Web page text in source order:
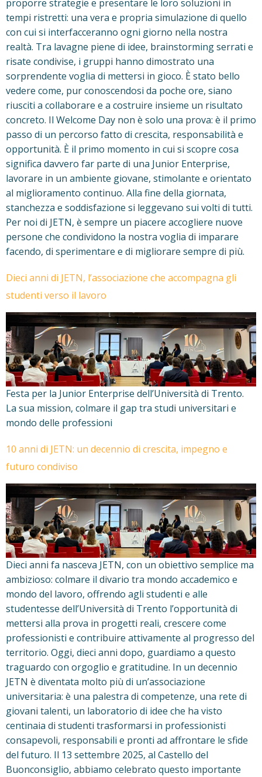
proporre strategie e presentare le loro soluzioni in
tempi ristretti: una vera e propria simulazione di quello
con cui si interfacceranno ogni giorno nella nostra
realtà. Tra lavagne piene di idee, brainstorming serrati e
risate condivise, i gruppi hanno dimostrato una
sorprendente voglia di mettersi in gioco. È stato bello
vedere come, pur conoscendosi da poche ore, siano
riusciti a collaborare e a costruire insieme un risultato
concreto. Il Welcome Day non è solo una prova: è il primo
passo di un percorso fatto di crescita, responsabilità e
opportunità. È il primo momento in cui si scopre cosa
significa davvero far parte di una Junior Enterprise,
lavorare in un ambiente giovane, stimolante e orientato
al miglioramento continuo. Alla fine della giornata,
stanchezza e soddisfazione si leggevano sui volti di tutti.
Per noi di JETN, è sempre un piacere accogliere nuove
persone che condividono la nostra voglia di imparare
facendo, di sperimentare e di migliorare sempre di più.
Dieci anni di JETN, l’associazione che accompagna gli
studenti verso il lavoro
Festa per la Junior Enterprise dell’Università di Trento.
La sua mission, colmare il gap tra studi universitari e
mondo delle professioni
10 anni di JETN: un decennio di crescita, impegno e
futuro condiviso
Dieci anni fa nasceva JETN, con un obiettivo semplice ma
ambizioso: colmare il divario tra mondo accademico e
mondo del lavoro, offrendo agli studenti e alle
studentesse dell’Università di Trento l’opportunità di
mettersi alla prova in progetti reali, crescere come
professionisti e contribuire attivamente al progresso del
territorio. Oggi, dieci anni dopo, guardiamo a questo
traguardo con orgoglio e gratitudine. In un decennio
JETN è diventata molto più di un’associazione
universitaria: è una palestra di competenze, una rete di
giovani talenti, un laboratorio di idee che ha visto
centinaia di studenti trasformarsi in professionisti
consapevoli, responsabili e pronti ad affrontare le sfide
del futuro. Il 13 settembre 2025, al Castello del
Buonconsiglio, abbiamo celebrato questo importante